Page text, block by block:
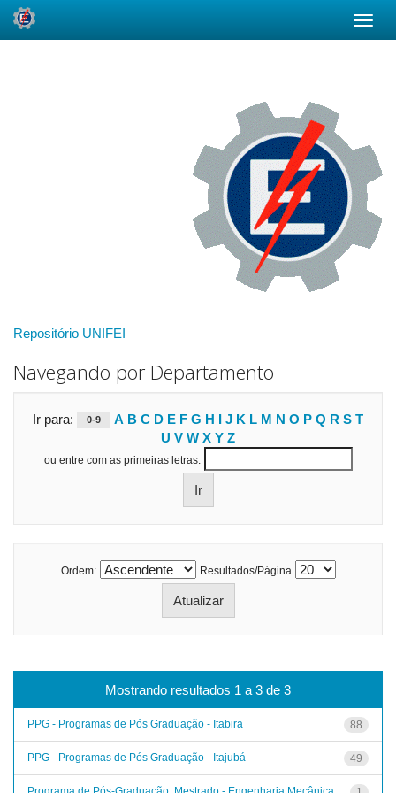
Repositório UNIFEI
Navegando por Departamento
Ir para: 0-9 A B C D E F G H I J K L M N O P Q R S T
U V W X Y Z
ou entre com as primeiras letras:
Ordem: Resultados/Página
Mostrando resultados 1 a 3 de 3
PPG - Programas de Pós Graduação - Itabira 88
PPG - Programas de Pós Graduação - Itajubá 49